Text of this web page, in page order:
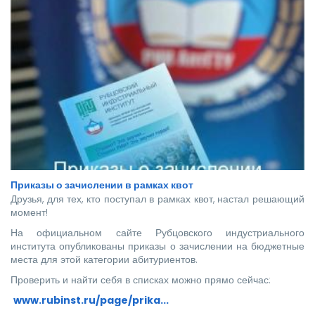
Приказы о зачислении в рамках квот
Друзья, для тех, кто поступал в рамках квот, настал решающий
момент!
На официальном сайте Рубцовского индустриального
института опубликованы приказы о зачислении на бюджетные
места для этой категории абитуриентов.
Проверить и найти себя в списках можно прямо сейчас:
www.rubinst.ru/page/prika...